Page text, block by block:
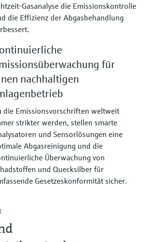
Gasanalyse die Emissionskontrolle
die Effizienz der Abgasbehandlung
für
nachhaltigen
die Emissionsvorschriften weltweit
strikter werden, stellen smarte
und Sensorlösungen eine
Abgasreinigung und die
Überwachung von
und Quecksilber für
Gesetzeskonformität sicher.